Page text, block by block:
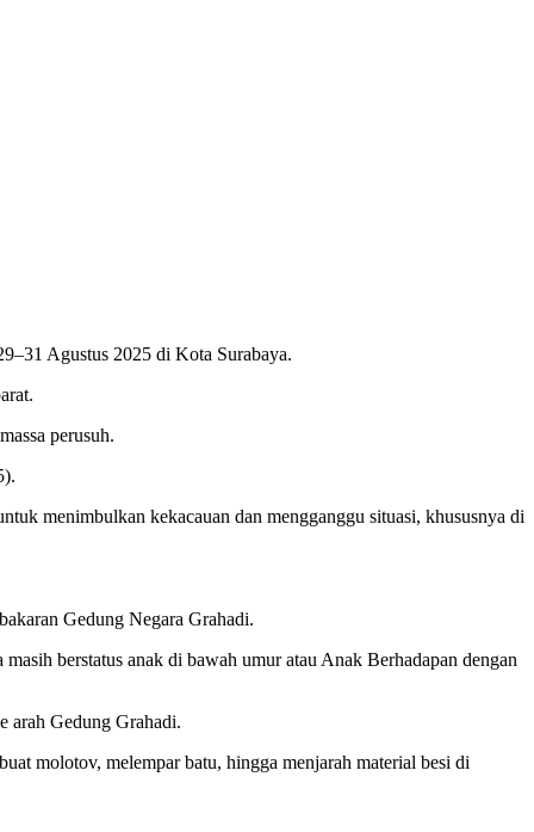
Agustus 2025 di Kota Surabaya.
perusuh.
menimbulkan kekacauan dan mengganggu situasi, khususnya di
Gedung Negara Grahadi.
berstatus anak di bawah umur atau Anak Berhadapan dengan
arah Gedung Grahadi.
molotov, melempar batu, hingga menjarah material besi di